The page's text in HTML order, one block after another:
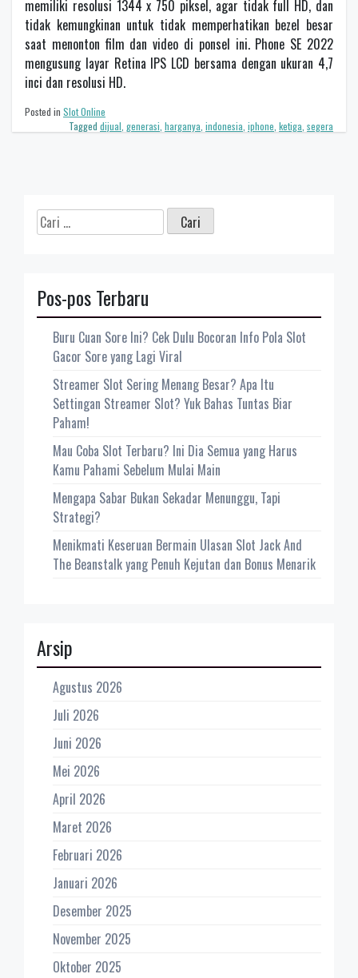
memiliki resolusi 1344 x 750 piksel, agar tidak full HD, dan
tidak kemungkinan untuk tidak memperhatikan bezel besar
saat menonton film dan video di ponsel ini. Phone SE 2022
mengusung layar Retina IPS LCD bersama dengan ukuran 4,7
inci dan resolusi HD.
Posted in Slot Online
Tagged dijual generasi harganya indonesia iphone ketiga segera
Cari
untuk:
Pos-pos Terbaru
Buru Cuan Sore Ini? Cek Dulu Bocoran Info Pola Slot
Gacor Sore yang Lagi Viral
Streamer Slot Sering Menang Besar? Apa Itu
Settingan Streamer Slot? Yuk Bahas Tuntas Biar
Paham!
Mau Coba Slot Terbaru? Ini Dia Semua yang Harus
Kamu Pahami Sebelum Mulai Main
Mengapa Sabar Bukan Sekadar Menunggu, Tapi
Strategi?
Menikmati Keseruan Bermain Ulasan Slot Jack And
The Beanstalk yang Penuh Kejutan dan Bonus Menarik
Arsip
Agustus 2026
Juli 2026
Juni 2026
Mei 2026
April 2026
Maret 2026
Februari 2026
Januari 2026
Desember 2025
November 2025
Oktober 2025